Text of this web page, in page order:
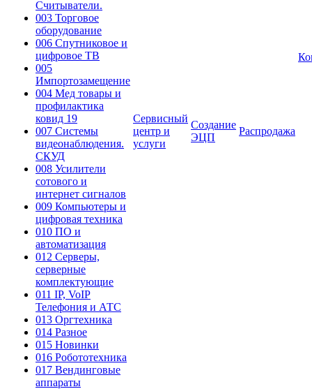
Считыватели.
003 Торговое
оборудование
006 Спутниковое и
цифровое ТВ
005
Импортозамещение
004 Мед товары и
профилактика
ковид 19
007 Системы
видеонаблюдения.
СКУД
008 Усилители
сотового и
интернет сигналов
009 Компьютеры и
цифровая техника
010 ПО и
автоматизация
012 Серверы,
серверные
комплектующие
011 IP, VoIP
Телефония и АТС
013 Оргтехника
014 Разное
015 Новинки
016 Робототехника
017 Вендинговые
аппараты
Сервисный
центр и
услуги
Создание
ЭЦП
Распродажа